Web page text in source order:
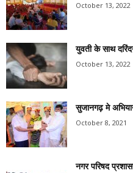
October 13, 2022
युवती के साथ
October 13, 2022
सुजानगढ़ मे
October 8, 2021
नगर परिषद